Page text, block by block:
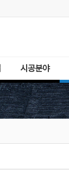
시공분야